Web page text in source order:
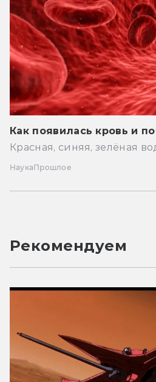
Как появилась кровь и
Красная, синяя, зелёная
НаукаПрошлое
Рекомендуем